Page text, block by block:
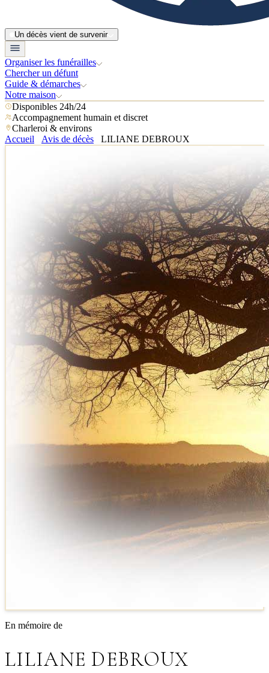
Un décès vient de survenir
Organiser les funérailles
Chercher un défunt
Guide & démarches
Notre maison
Disponibles 24h/24
Accompagnement humain et discret
Charleroi & environs
Accueil
Avis de décès LILIANE DEBROUX
En mémoire de
LILIANE DEBROUX